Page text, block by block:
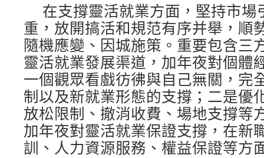
在支撐靈活就業方面，堅持市場
重，放開搞活和規范有序并舉，順
隨機應變、因城施策。重要包含三
靈活就業發展渠道，加年夜對個體
一個觀眾看戲彷彿與自己無關，完
制以及新就業形態的支撐；二是優
放松限制、撤消收費、場地支撐等
加年夜對靈活就業保證支撐，在新
訓、人力資源服務、權益保證等方